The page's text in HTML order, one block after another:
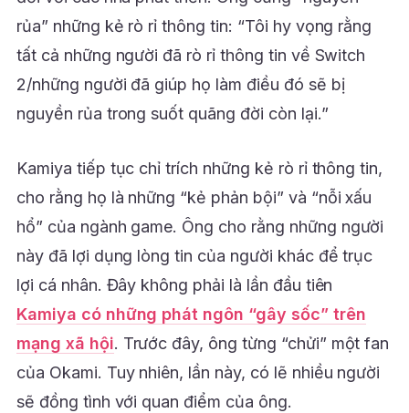
rủa” những kẻ rò rỉ thông tin: “Tôi hy vọng rằng
tất cả những người đã rò rỉ thông tin về Switch
2/những người đã giúp họ làm điều đó sẽ bị
nguyền rủa trong suốt quãng đời còn lại.”
Kamiya tiếp tục chỉ trích những kẻ rò rỉ thông tin,
cho rằng họ là những “kẻ phản bội” và “nỗi xấu
hổ” của ngành game. Ông cho rằng những người
này đã lợi dụng lòng tin của người khác để trục
lợi cá nhân. Đây không phải là lần đầu tiên
Kamiya có những phát ngôn “gây sốc” trên
mạng xã hội. Trước đây, ông từng “chửi” một fan
của Okami. Tuy nhiên, lần này, có lẽ nhiều người
sẽ đồng tình với quan điểm của ông.